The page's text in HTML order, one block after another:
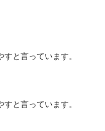
と言っています。
と言っています。